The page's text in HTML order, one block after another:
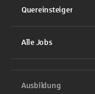
Quereinsteiger
Alle Jobs
Ausbildung